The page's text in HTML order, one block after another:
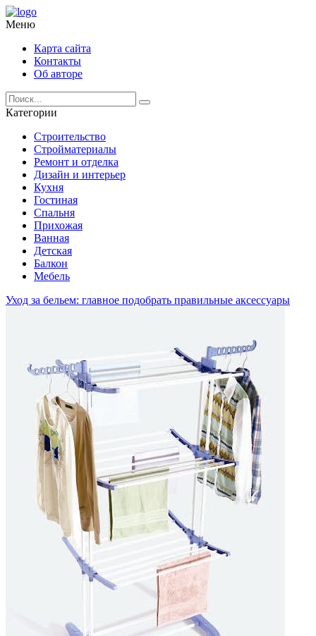
Меню
Карта сайта
Контакты
Об авторе
Категории
Строительство
Стройматериалы
Ремонт и отделка
Дизайн и интерьер
Кухня
Гостиная
Спальня
Прихожая
Ванная
Детская
Балкон
Мебель
Уход за бельем: главное подобрать правильные аксессуары